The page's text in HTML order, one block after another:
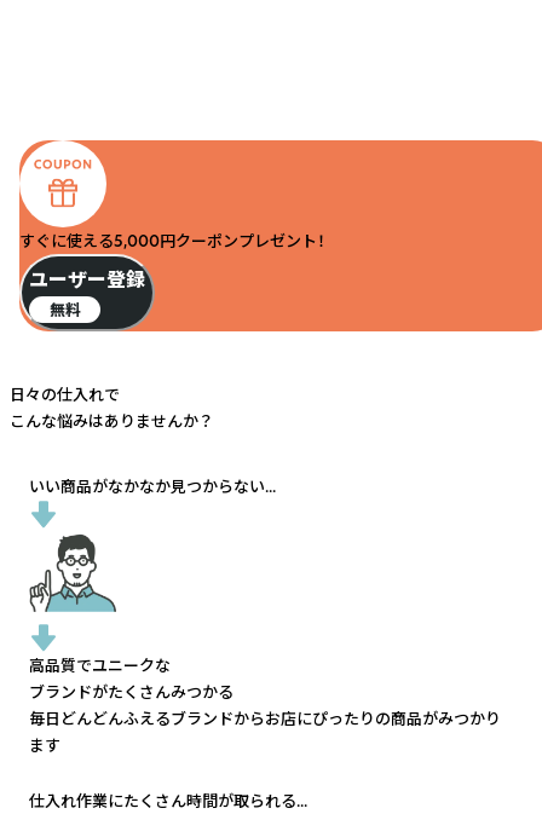
すぐに使える5,000円クーポンプレゼント！
ユーザー登録
無料
日々の仕入れで
こんな悩みはありませんか？
いい商品がなかなか見つからない...
高品質でユニークな
ブランドがたくさんみつかる
毎日どんどんふえるブランドからお店にぴったりの商品がみつかり
ます
仕入れ作業にたくさん時間が取られる...